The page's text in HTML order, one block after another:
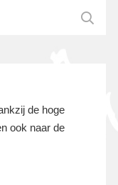
de hoge
ook naar de